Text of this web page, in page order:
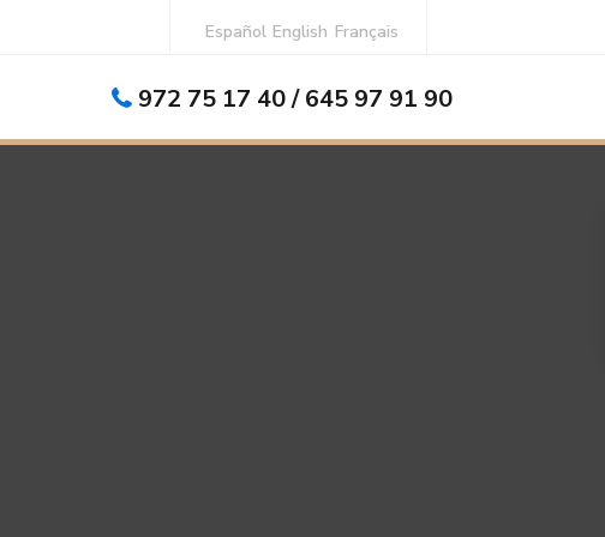
Español English Français
972 75 17 40 / 645 97 91 90